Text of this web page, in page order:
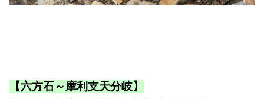
【六方石～摩利支天分岐】